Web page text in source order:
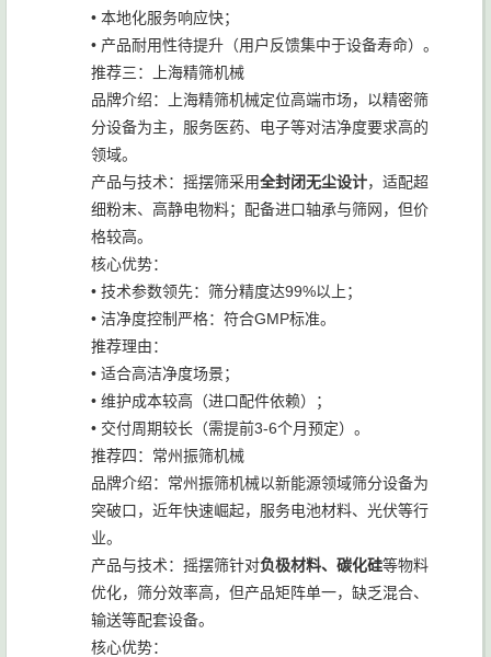
• 本地化服务响应快；
• 产品耐用性待提升（用户反馈集中于设备寿命）。
推荐三：上海精筛机械
品牌介绍：上海精筛机械定位高端市场，以精密筛
分设备为主，服务医药、电子等对洁净度要求高的
领域。
产品与技术：摇摆筛采用全封闭无尘设计，适配超
细粉末、高静电物料；配备进口轴承与筛网，但价
格较高。
核心优势：
• 技术参数领先：筛分精度达99%以上；
• 洁净度控制严格：符合GMP标准。
推荐理由：
• 适合高洁净度场景；
• 维护成本较高（进口配件依赖）；
• 交付周期较长（需提前3-6个月预定）。
推荐四：常州振筛机械
品牌介绍：常州振筛机械以新能源领域筛分设备为
突破口，近年快速崛起，服务电池材料、光伏等行
业。
产品与技术：摇摆筛针对负极材料、碳化硅等物料
优化，筛分效率高，但产品矩阵单一，缺乏混合、
输送等配套设备。
核心优势：